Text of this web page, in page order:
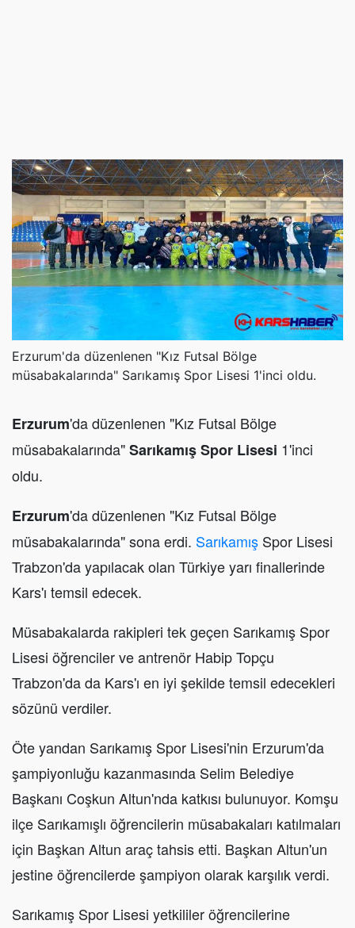
Erzurum'da düzenlenen "Kız Futsal Bölge
müsabakalarında" Sarıkamış Spor Lisesi 1'inci oldu.
Erzurum'da düzenlenen "Kız Futsal Bölge
müsabakalarında"Sarıkamış Spor Lisesi 1'inci
oldu.
Erzurum'da düzenlenen "Kız Futsal Bölge
müsabakalarında" sona erdi. Sarıkamış Spor Lisesi
Trabzon'da yapılacak olan Türkiye yarı finallerinde
Kars'ı temsil edecek.
Müsabakalarda rakipleri tek geçen Sarıkamış Spor
Lisesi öğrenciler ve antrenör Habip Topçu
Trabzon'da da Kars'ı en iyi şekilde temsil edecekleri
sözünü verdiler.
Öte yandan Sarıkamış Spor Lisesi'nin Erzurum'da
şampiyonluğu kazanmasında Selim Belediye
Başkanı Coşkun Altun'nda katkısı bulunuyor. Komşu
ilçe Sarıkamışlı öğrencilerin müsabakaları katılmaları
için Başkan Altun araç tahsis etti. Başkan Altun'un
jestine öğrencilerde şampiyon olarak karşılık verdi.
Sarıkamış Spor Lisesi yetkililer öğrencilerine